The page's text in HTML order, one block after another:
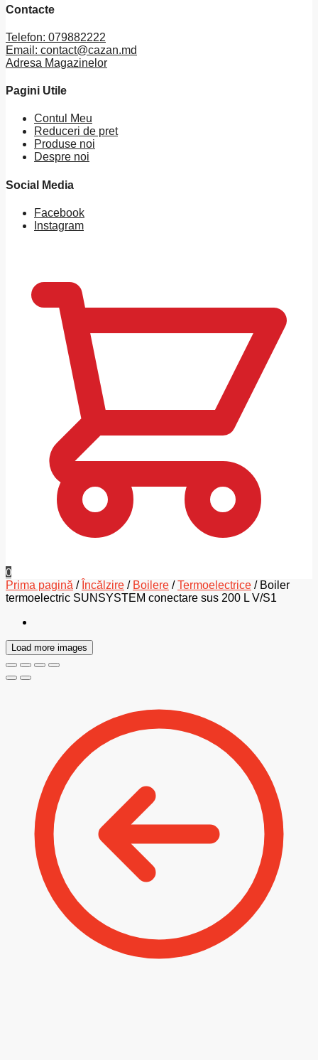
Contacte
Telefon: 079882222
Email: contact@cazan.md
Adresa Magazinelor
Pagini Utile
Contul Meu
Reduceri de pret
Produse noi
Despre noi
Social Media
Facebook
Instagram
0
Prima pagină / Încălzire / Boilere /Termoelectrice / Boiler
termoelectric SUNSYSTEM conectare sus 200 L V/S1
Load more images